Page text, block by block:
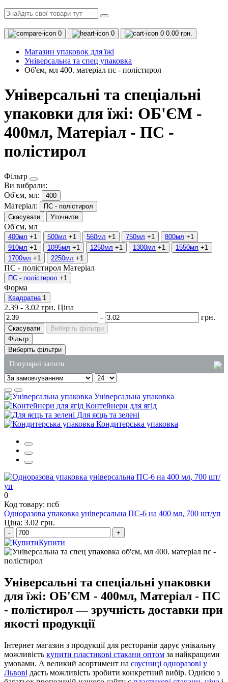
0 0 0 0.00 грн.
Магазин упаковок для їжі
Універсальна та спец упаковка
Об'єм, мл 400. матеріал пс - полістирол
Універсальні та спеціальні
упаковки для їжі: ОБ'ЄМ -
400мл, Матеріал - ПС -
полістирол
Фільтр
Ви вибрали:
Об'єм, мл:
400
Матеріал:
ПС - полістирол
Скасувати
Уточнити
Об'єм, мл
400мл +1 500мл +1 560мл +1 750мл +1 800мл +1
910мл +1 1095мл +1 1250мл +1 1300мл +1 1550мл +1
1700мл +1 2250мл +1
ПС - полістирол Матеріал
ПС - полістирол +1
Форма
Квадратна 1
2.39 - 3.02 грн. Ціна
-
грн.
Скасувати
Виберіть фільтри
Фільтр
Виберіть фільтри
Популярні запити
купити господарські товари
засоби для миття унітаза
пакет паперовий з ручками
рідкі миючі засоби
упаковка рол
Універсальна упаковка
Контейнери для ягід
Для яєць та зелені
Кондитерська упаковка
0
Код товару: пс6
Одноразова упаковка універсальна ПС-6 на 400 мл, 700 шт/уп
Ціна: 3.02 грн.
- +
Купити
Універсальні та спеціальні упаковки
для їжі: ОБ'ЄМ - 400мл, Матеріал - ПС
- полістирол — зручність доставки при
якості продукції
Інтернет магазин з продукції для ресторанів дарує унікальну
можливість купити пластикові стакани оптом за найкращими
умовами. А великий асортимент на соусниці одноразові у
Львові дасть можливість зробити конкретний вибір. Однією з